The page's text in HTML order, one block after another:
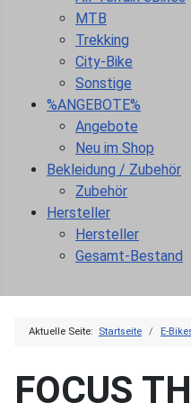
MTB
Trekking
City-Bike
Sonstige
%ANGEBOTE%
Angebote
Neu im Shop
Bekleidung / Zubehör
Zubehör
Hersteller
Hersteller
Gesamt-Bestand
Aktuelle Seite: Startseite E-
FOCUS